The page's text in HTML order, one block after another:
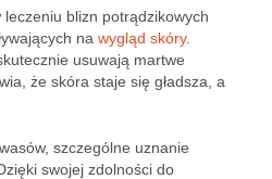
leczeniu blizn potrądzikowych
na wygląd skóry.
usuwają martwe
że skóra staje się gładsza, a
szczególne uznanie
Dzięki swojej zdolności do